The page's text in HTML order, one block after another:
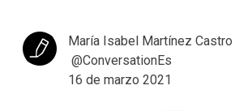
María Isabel Martínez Castro
@ConversationEs
16 de marzo 2021